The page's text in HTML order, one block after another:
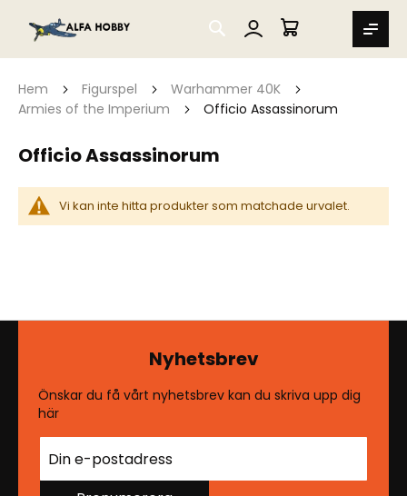
SEARCH
MIN VARUKORG
Hem Figurspel
Warhammer 40K
Armies of the Imperium
Officio Assassinorum
Officio Assassinorum
Vi kan inte hitta produkter som matchade urvalet.
Nyhetsbrev
Önskar du få vårt nyhetsbrev kan du skriva upp dig
här